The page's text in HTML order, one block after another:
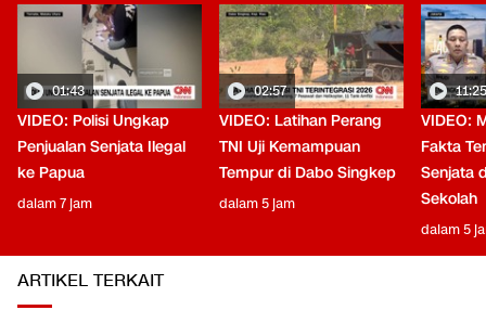
01:43
VIDEO: Polisi Ungkap
Penjualan Senjata Ilegal
ke Papua
dalam 7 jam
02:57
VIDEO: Latihan Perang
TNI Uji Kemampuan
Tempur di Dabo Singkep
dalam 5 jam
11:25
VIDEO:
Fakta
Senjata
Sekolah
dalam 5
ARTIKEL TERKAIT